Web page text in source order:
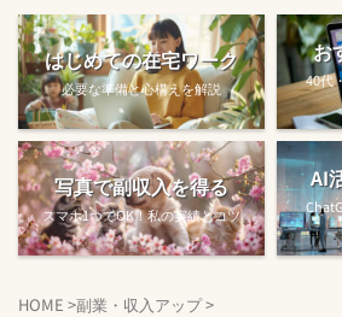
る方法
教育訓練給付金で賢くスキ
方法【主婦でも使
はじめての在宅ワーク
必要な準備と心構えを解説
お
40代
写真で副収入を得る
スマホ1つでOK！私の実績とコツ
AI
HOME >副業・収入アップ>